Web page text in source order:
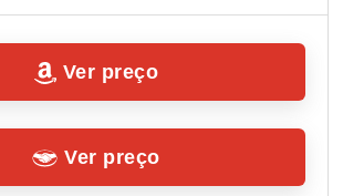
Ver preço
Ver preço